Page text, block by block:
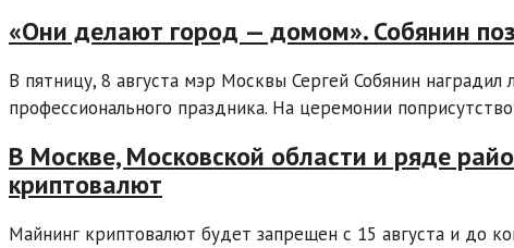
«Они делают город — домом». Собянин
В пятницу, 8 августа мэр Москвы Сергей Собянин
профессионального праздника. На церемонии
В Москве, Московской области и ряде
криптовалют
Майнинг криптовалют будет запрещен с 15 августа и до